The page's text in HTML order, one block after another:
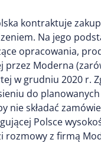
kontraktuje
Na jego
opracowania,
Moderna
w grudniu 2020 r.
do
nie składać
Polsce
rozmowy z firmą